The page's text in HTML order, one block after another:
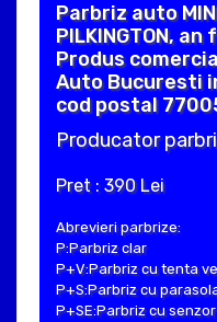
Parbriz auto
PILKINGTON,
Produs
Auto Bucuresti in
cod postal
Producator
Pret : 390 Lei
Abrevieri parbrize:
P:Parbriz clar
P+V:Parbriz cu tenta
P+S:Parbriz cu
P+SE:Parbriz cu senzor